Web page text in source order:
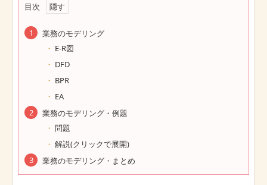
目次
業務のモデリング
E-R図
DFD
BPR
EA
業務のモデリング・例題
問題
解説(クリックで展開)
業務のモデリング・まとめ